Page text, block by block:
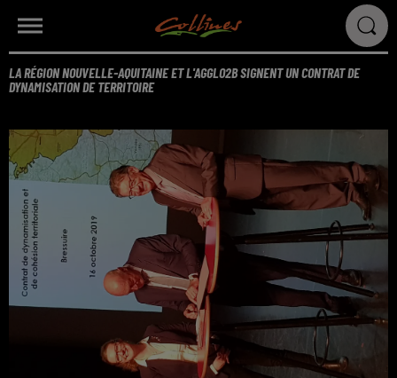
LA RÉGION NOUVELLE-AQUITAINE ET L'AGGLO2B SIGNENT UN CONTRAT DE
DYNAMISATION DE TERRITOIRE